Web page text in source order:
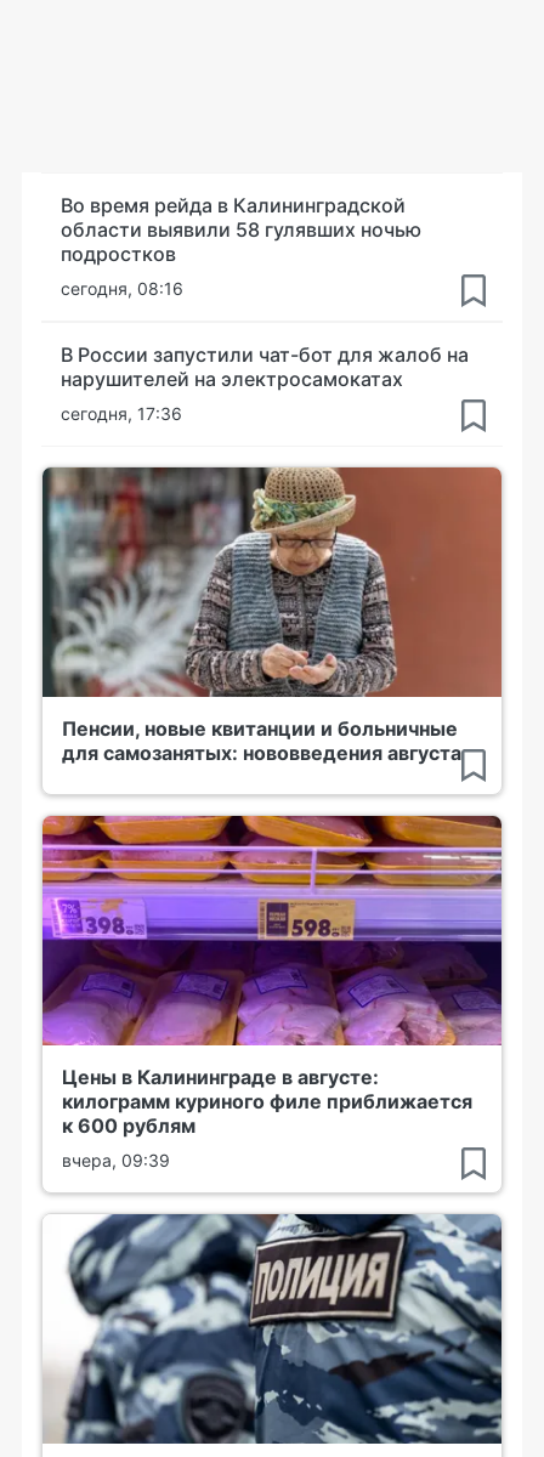
Во время рейда в Калининградской
области выявили 58 гулявших ночью
подростков
сегодня, 08:16
В России запустили чат-бот для жалоб на
нарушителей на электросамокатах
сегодня, 17:36
Пенсии, новые квитанции и больничные
для самозанятых: нововведения августа
Цены в Калининграде в августе:
килограмм куриного филе приближается
к 600 рублям
вчера, 09:39